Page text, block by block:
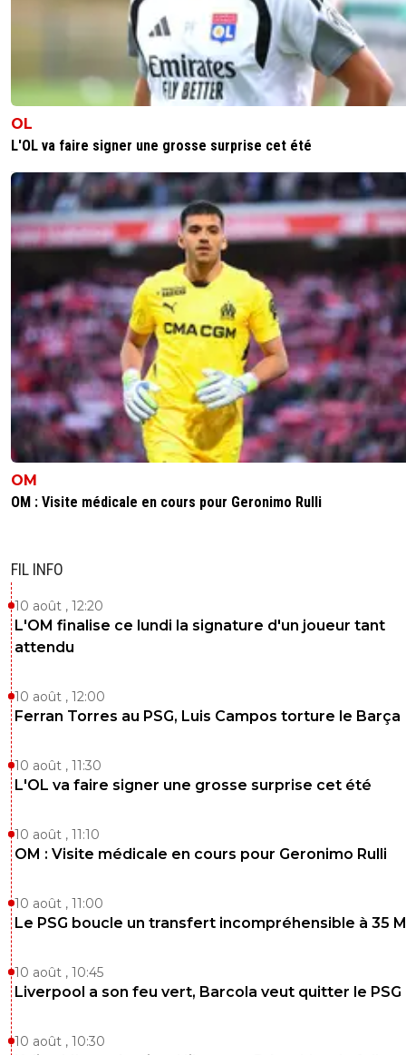
OL
L'OL va faire signer une grosse surprise cet été
OM
OM : Visite médicale en cours pour Geronimo Rulli
FIL INFO
10 août , 12:20
L'OM finalise ce lundi la signature d'un joueur tant
attendu
10 août , 12:00
Ferran Torres au PSG, Luis Campos torture le Barça
10 août , 11:30
L'OL va faire signer une grosse surprise cet été
10 août , 11:10
OM : Visite médicale en cours pour Geronimo Rulli
10 août , 11:00
Le PSG boucle un transfert incompréhensible à 35
10 août , 10:45
Liverpool a son feu vert, Barcola veut quitter le PSG
10 août , 10:30